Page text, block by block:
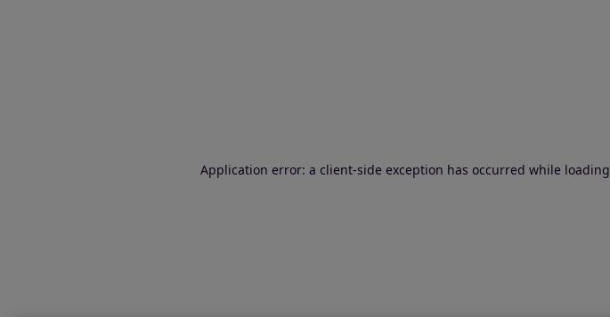
Application error: a client-side exception has occurred while loading